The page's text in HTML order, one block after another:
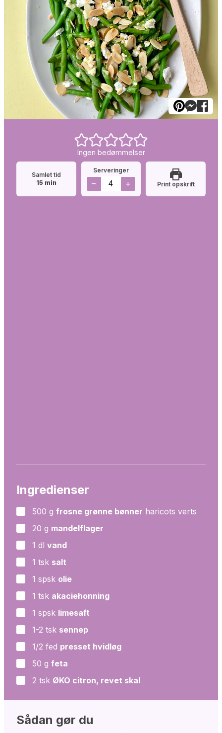
Ingen bedømmelser
Samlet tid
15minutter
min
Serveringer
– + Print opskrift
Ingredienser
▢
500 g frosne grønne bønner haricots verts
▢
20 g mandelflager
▢
1 dl vand
▢
1 tsk salt
▢
1 spsk olie
▢
1 tsk akaciehonning
▢
1 spsk limesaft
▢
1-2 tsk sennep
▢
1/2 fed presset hvidløg
▢
50 g feta
▢
2 tsk ØKO citron, revet skal
Sådan gør du